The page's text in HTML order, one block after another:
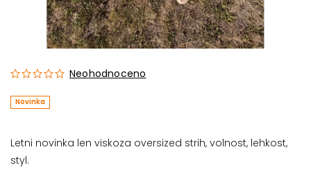
Novinka
Neohodnoceno
Letni novinka len viskoza oversized strih, volnost, lehkost,
styl.